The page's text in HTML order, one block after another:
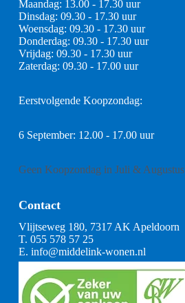
Maandag: 13.00 - 17.30 uur
Dinsdag: 09.30 - 17.30 uur
Woensdag: 09.30 - 17.30 uur
Donderdag: 09.30 - 17.30 uur
Vrijdag: 09.30 - 17.30 uur
Zaterdag: 09.30 - 17.00 uur
Eerstvolgende Koopzondag:
6 September: 12.00 - 17.00 uur
Geen Koopzondag in Juli & Augustus
Contact
Vlijtseweg 180, 7317 AK Apeldoorn
T. 055 578 57 25
E. info@middelink-wonen.nl